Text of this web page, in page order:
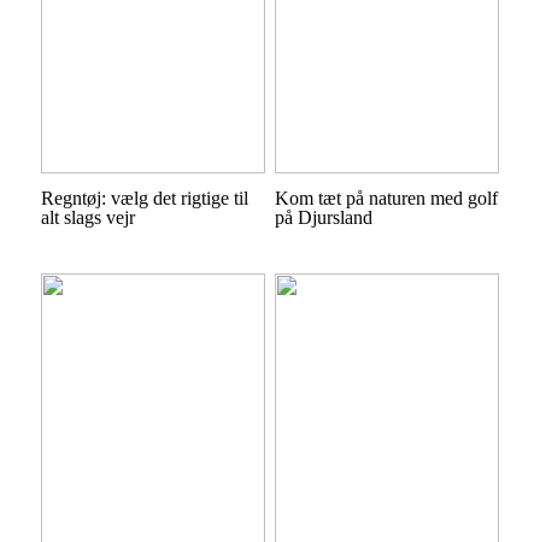
Regntøj: vælg det rigtige til
alt slags vejr
Kom tæt på naturen med golf
på Djursland